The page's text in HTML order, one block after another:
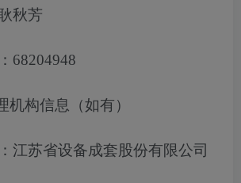
秋芳
68204948
机构信息（如有）
江苏省设备成套股份有限公司